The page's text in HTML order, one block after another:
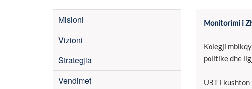
Misioni
Vizioni
Strategjia
Vendimet
Monitorimi i
Kolegji
politike dhe
UBT i